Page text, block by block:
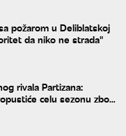
požarom u Deliblatskoj
da niko ne strada"
rivala Partizana:
celu sezonu zbog